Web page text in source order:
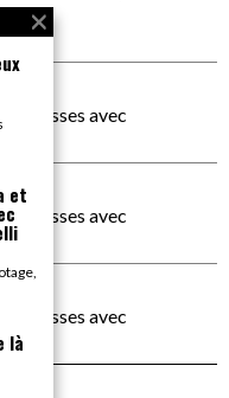
classes avec
classes avec
classes avec
et
là